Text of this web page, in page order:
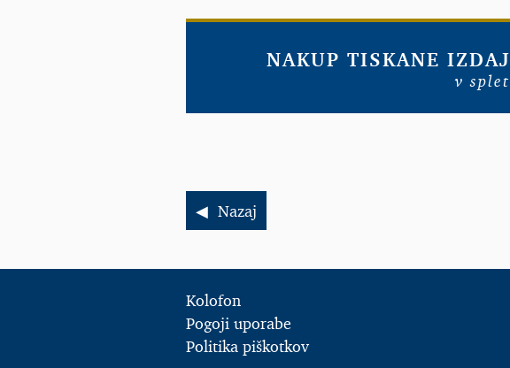
NAKUP TISKANE
v
Nazaj
Kolofon
Pogoji uporabe
Politika piškotkov